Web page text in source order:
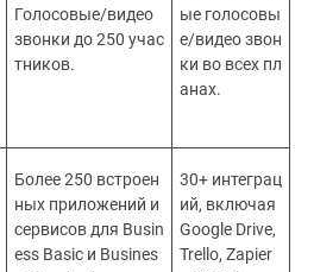
Голосовые/видео
звонки до 250 учас
тников.
ые голосовы
е/видео звон
ки во всех пл
анах.
Более 250 встроен
ных приложений и
сервисов для Busin
ess Basic и Busines
30+ интеграц
ий, включая
Google Drive,
Trello, Zapier